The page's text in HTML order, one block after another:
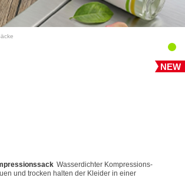
NEW
Wasserdichter Kompressions-
und trocken halten der Kleider in einer